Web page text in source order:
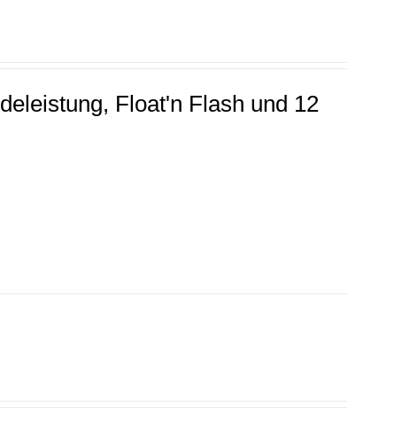
Float'n Flash und 12